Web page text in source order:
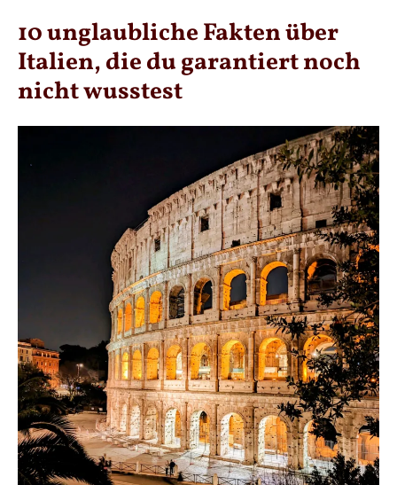
ENTDECKEN
10 unglaubliche Fakten über
Italien, die du garantiert noch
nicht wusstest